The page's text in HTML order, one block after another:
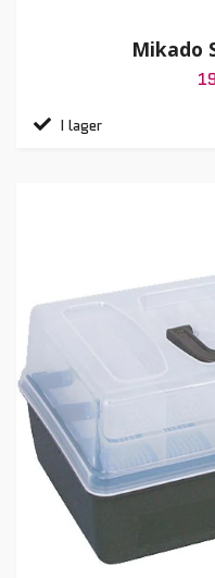
Mikado
I lager